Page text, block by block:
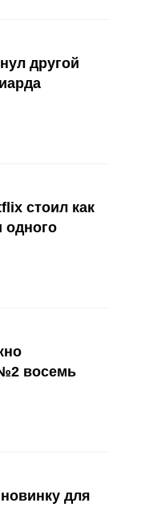
другой
стоил как
одного
восемь
для